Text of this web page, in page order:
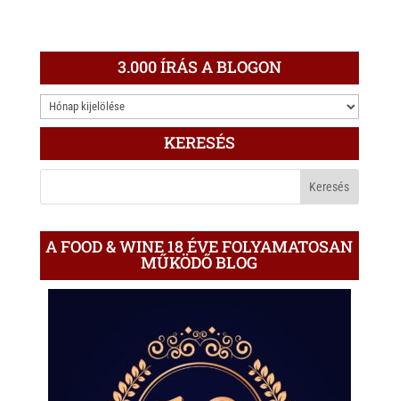
3.000 ÍRÁS A BLOGON
3.000
ÍRÁS
KERESÉS
A FOOD & WINE 18 ÉVE FOLYAMATOSAN
MŰKÖDŐ BLOG